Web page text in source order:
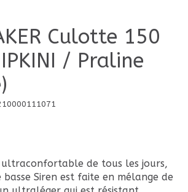
Culotte 150
/ Praline
de tous les jours,
Siren est faite en mélange de